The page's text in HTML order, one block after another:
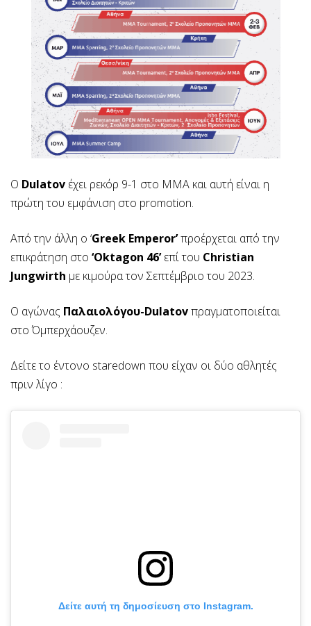
Ο Dulatov έχει ρεκόρ 9-1 στο ΜΜΑ και αυτή είναι η
πρώτη του εμφάνιση στο promotion.
Από την άλλη ο ‘Greek Emperor’προέρχεται από την
επικράτηση στο ‘Oktagon 46’επί του Christian
Jungwirth με κιμούρα τον Σεπτέμβριο του 2023.
Ο αγώνας Παλαιολόγου-Dulatovπραγματοποιείται
στο Όμπερχάουζεν.
Δείτε το έντονο staredown που είχαν οι δύο αθλητές
πριν λίγο :
Δείτε αυτή τη δημοσίευση στο Instagram.